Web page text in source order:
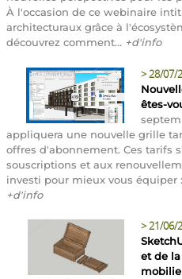
À l'occasion de ce webinaire
architecturaux grâce à
découvrez comment... +d'info
>28/07/
êtes-
appliquera une nouvelle grille
offres d'abonnement. Ces tarifs
souscriptions et aux
investi pour mieux vous équiper
+d'info
>21/06/
et de